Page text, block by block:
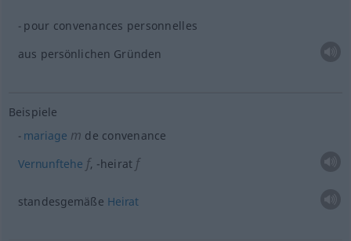
pour convenances personnelles
aus persönlichen Gründen
Beispiele
mariage m de convenance
Vernunftehe f, -heiratf
standesgemäße Heirat